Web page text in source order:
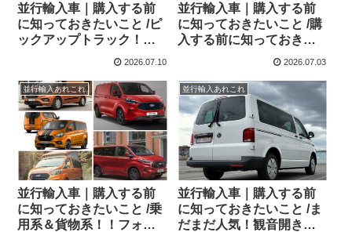
並行輸入車｜購入する前
に知っておきたいこと /ピ
ックアップトラック！！
フォード レンジャー＆レ
ズのまとめ！
2026.07.10
並行輸入車｜購入する前
に知っておきたいこと /購
入する前に知っておきた
いこと /ご依頼の多いパー
純正部品やカスタム・チ
ューニングパーツも何と
かなる！②
2026.07.03
並行輸入あれこれ
並行輸入車｜購入する前
に知っておきたいこと /乗
用系＆貨物系！！フォー
並行輸入あれこれ
並行輸入車｜購入する前
に知っておきたいこと /ま
だまだ人気！観音開き！